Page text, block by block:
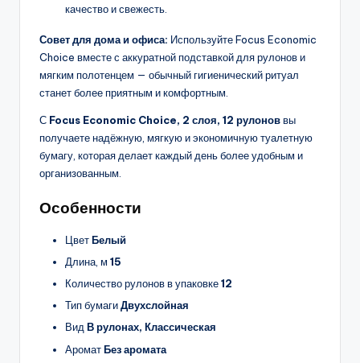
качество и свежесть.
Совет для дома и офиса: Используйте Focus Economic
Choice вместе с аккуратной подставкой для рулонов и
мягким полотенцем — обычный гигиенический ритуал
станет более приятным и комфортным.
С Focus Economic Choice, 2 слоя, 12 рулоноввы
получаете надёжную, мягкую и экономичную туалетную
бумагу, которая делает каждый день более удобным и
организованным.
Особенности
ЦветБелый
Длина, м 15
Количество рулонов в упаковке12
Тип бумагиДвухслойная
ВидВ рулонах, Классическая
АроматБез аромата